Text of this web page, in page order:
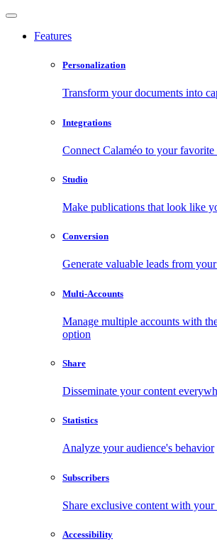
Features
Personalization
Transform your documents into
Integrations
Connect Calaméo to your favorite
Studio
Make publications that look like
Conversion
Generate valuable leads from
Multi-Accounts
Manage multiple accounts with
option
Share
Disseminate your content
Statistics
Analyze your audience's behavior
Subscribers
Share exclusive content with your
Accessibility